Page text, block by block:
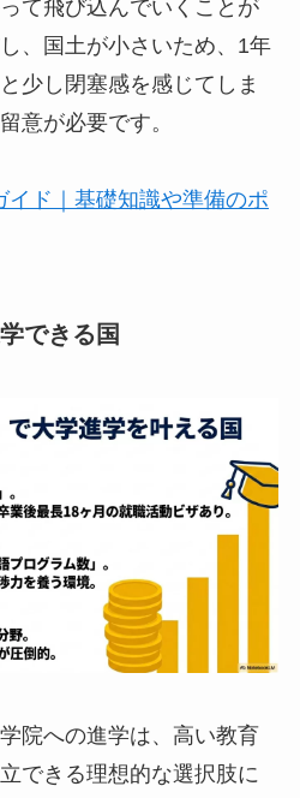
て飛び込んでいくことが
、国土が小さいため、1年
少し閉塞感を感じてしま
意が必要です。
イド｜基礎知識や準備のポ
できる国
院への進学は、高い教育
できる理想的な選択肢に